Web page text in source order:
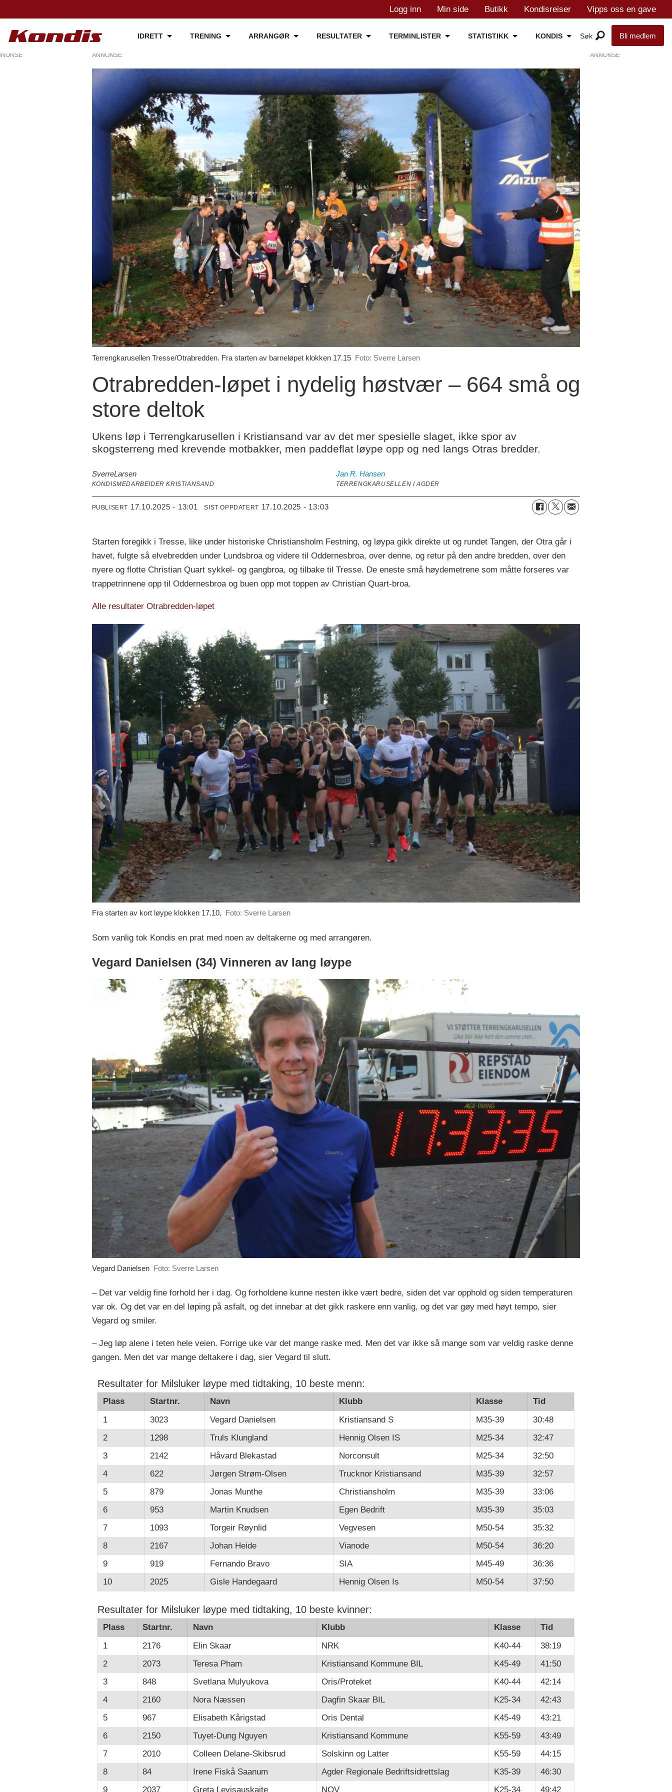
Logg inn Min side Butikk Kondisreiser Vipps oss en gave
IDRETT TRENING ARRANGØR RESULTATER TERMINLISTER STATISTIKK KONDIS Bli medlem
ANNONSE
Terrengkarusellen Tresse/Otrabredden. Fra starten av barneløpet klokken 17.15 Foto: Sverre Larsen
Otrabredden-løpet i nydelig høstvær – 664 små og
store deltok
Ukens løp i Terrengkarusellen i Kristiansand var av det mer spesielle slaget, ikke spor av
skogsterreng med krevende motbakker, men paddeflat løype opp og ned langs Otras bredder.
SverreLarsen
KONDISMEDARBEIDER KRISTIANSAND
Jan R. Hansen
TERRENGKARUSELLEN I AGDER
PUBLISERT 17.10.2025 - 13:01 SIST OPPDATERT 17.10.2025 - 13:03
Starten foregikk i Tresse, like under historiske Christiansholm Festning, og løypa gikk direkte ut og rundet Tangen, der Otra går i
havet, fulgte så elvebredden under Lundsbroa og videre til Oddernesbroa, over denne, og retur på den andre bredden, over den
nyere og flotte Christian Quart sykkel- og gangbroa, og tilbake til Tresse. De eneste små høydemetrene som måtte forseres var
trappetrinnene opp til Oddernesbroa og buen opp mot toppen av Christian Quart-broa.
Alle resultater Otrabredden-løpet
Fra starten av kort løype klokken 17.10, Foto: Sverre Larsen
Som vanlig tok Kondis en prat med noen av deltakerne og med arrangøren.
Vegard Danielsen (34) Vinneren av lang løype
Vegard Danielsen Foto: Sverre Larsen
– Det var veldig fine forhold her i dag. Og forholdene kunne nesten ikke vært bedre, siden det var opphold og siden temperaturen
var ok. Og det var en del løping på asfalt, og det innebar at det gikk raskere enn vanlig, og det var gøy med høyt tempo, sier
Vegard og smiler.
– Jeg løp alene i teten hele veien. Forrige uke var det mange raske med. Men det var ikke så mange som var veldig raske denne
gangen. Men det var mange deltakere i dag, sier Vegard til slutt.
Resultater for Milsluker løype med tidtaking, 10 beste menn:
Plass Startnr. Navn Klubb Klasse
Tid
1
3023 Vegard Danielsen Kristiansand S M35-39
30:48
2
1298 Truls Klungland Hennig Olsen IS M25-34
32:47
3
2142 Håvard Blekastad Norconsult M25-34
32:50
4
622 Jørgen Strøm-Olsen Trucknor Kristiansand M35-39
32:57
5
879 Jonas Munthe Christiansholm M35-39
33:06
6
953 Martin Knudsen Egen Bedrift M35-39
35:03
7
1093 Torgeir Røynlid Vegvesen M50-54
35:32
8
2167 Johan Heide Vianode M50-54
36:20
9
919 Fernando Bravo SIA M45-49
36:36
10
2025 Gisle Handegaard Hennig Olsen Is M50-54 37:50
Resultater for Milsluker løype med tidtaking, 10 beste kvinner:
Plass Startnr. Navn Klubb Klasse
Tid
1
2176 Elin Skaar NRK K40-44
38:19
2
2073 Teresa Pham Kristiansand Kommune BIL K45-49
41:50
3
848 Svetlana Mulyukova Oris/Proteket K40-44
42:14
4
2160 Nora Næssen Dagfin Skaar BIL K25-34
42:43
5
967 Elisabeth Kårigstad Oris Dental K45-49
43:21
6
2150 Tuyet-Dung Nguyen Kristiansand Kommune K55-59
43:49
7
2010 Colleen Delane-Skibsrud Solskinn og Latter K55-59
44:15
8
84 Irene Fiskå Saanum Agder Regionale Bedriftsidrettslag K35-39
46:30
9
2037 Greta Levisauskaite NOV K25-34 49:42
ANNONSE